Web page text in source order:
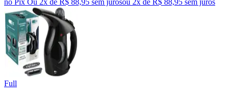
no Pix Ou 2x de R$ 88,95 sem jurosou 2x de R$ 88,95 sem juros
Full